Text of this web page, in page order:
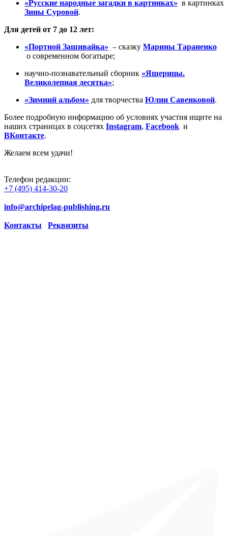
«Русские народные загадки в картинках» в картинках
Зины Суровой.
Для детей от 7 до 12 лет:
«Портной Зашивайка» – сказку Марины Тараненко
о современном богатыре;
научно-познавательный сборник «Ящерицы.
Великолепная десятка»;
«Зимний альбом» для творчества Юлии Савенковой.
Более подробную информацию об условиях участия ищите на
наших страницах в соцсетях Instagram, Facebook и
ВКонтакте.
Желаем всем удачи!
Телефон редакции:
+7 (495) 414-30-20
info@archipelag-publishing.ru
Контакты Реквизиты